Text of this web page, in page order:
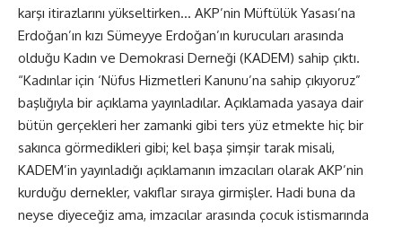
karşı itirazlarını yükseltirken… AKP’nin Müftülük Yasası’na
Erdoğan’ın kızı Sümeyye Erdoğan’ın kurucuları arasında
olduğu Kadın ve Demokrasi Derneği (KADEM) sahip çıktı.
“Kadınlar için ‘Nüfus Hizmetleri Kanunu’na sahip çıkıyoruz”
başlığıyla bir açıklama yayınladılar. Açıklamada yasaya dair
bütün gerçekleri her zamanki gibi ters yüz etmekte hiç bir
sakınca görmedikleri gibi; kel başa şimşir tarak misali,
KADEM’in yayınladığı açıklamanın imzacıları olarak AKP’nin
kurduğu dernekler, vakıflar sıraya girmişler. Hadi buna da
neyse diyeceğiz ama, imzacılar arasında çocuk istismarında